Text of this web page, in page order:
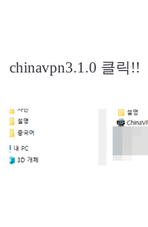
chinavpn3.1.0 클릭!!